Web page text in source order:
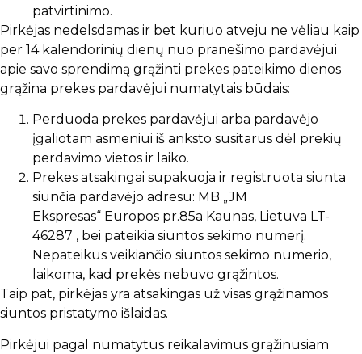
patvirtinimo.
Pirkėjas nedelsdamas ir bet kuriuo atveju ne vėliau kaip
per 14 kalendorinių dienų nuo pranešimo pardavėjui
apie savo sprendimą grąžinti prekes pateikimo dienos
grąžina prekes pardavėjui numatytais būdais:
Perduoda prekes pardavėjui arba pardavėjo
įgaliotam asmeniui iš anksto susitarus dėl prekių
perdavimo vietos ir laiko.
Prekes atsakingai supakuoja ir registruota siunta
siunčia pardavėjo adresu: MB „JM
Ekspresas“ Europos pr.85a Kaunas, Lietuva LT-
46287 , bei pateikia siuntos sekimo numerį.
Nepateikus veikiančio siuntos sekimo numerio,
laikoma, kad prekės nebuvo grąžintos.
Taip pat, pirkėjas yra atsakingas už visas grąžinamos
siuntos pristatymo išlaidas.
Pirkėjui pagal numatytus reikalavimus grąžinusiam